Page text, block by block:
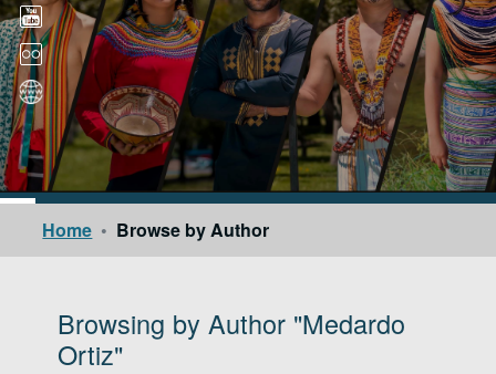
Log
Home Browse by Author
Browsing by Author "Medardo
Ortiz"